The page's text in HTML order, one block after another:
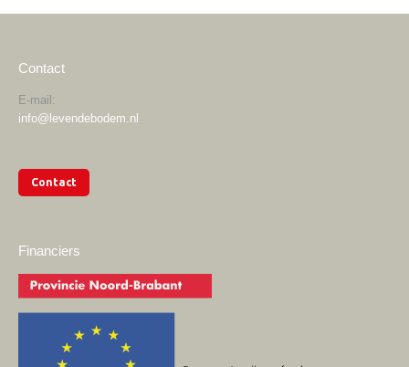
Contact
E-mail:
info@levendebodem.nl
Contact
Financiers